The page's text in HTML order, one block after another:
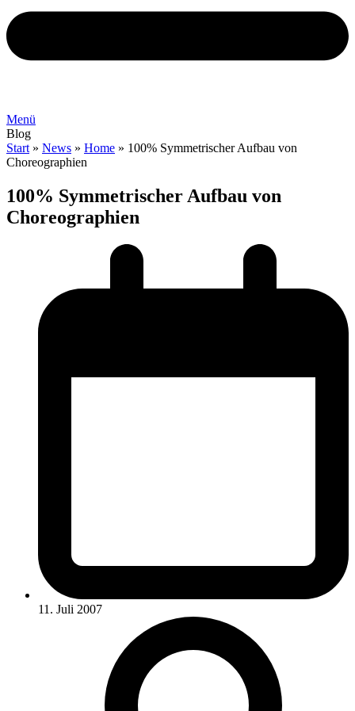
Menü
Blog
Start » News » Home » 100% Symmetrischer Aufbau von
Choreographien
100% Symmetrischer Aufbau von
Choreographien
11. Juli 2007